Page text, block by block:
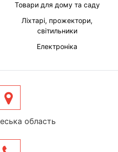
Товари для дому та саду
Ліхтарі, прожектори,
світильники
Електроніка
область